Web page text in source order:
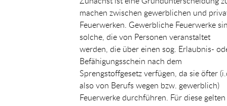
machen zwischen gewerblichen und
Feuerwerken. Gewerbliche Feuerwerke
solche, die von Personen veranstaltet
werden, die über einen sog. Erlaubnis-
Befähigungsschein nach dem
Sprengstoffgesetz verfügen, da sie öfter
also von Berufs wegen bzw. gewerblich)
Feuerwerke durchführen. Für diese gelten